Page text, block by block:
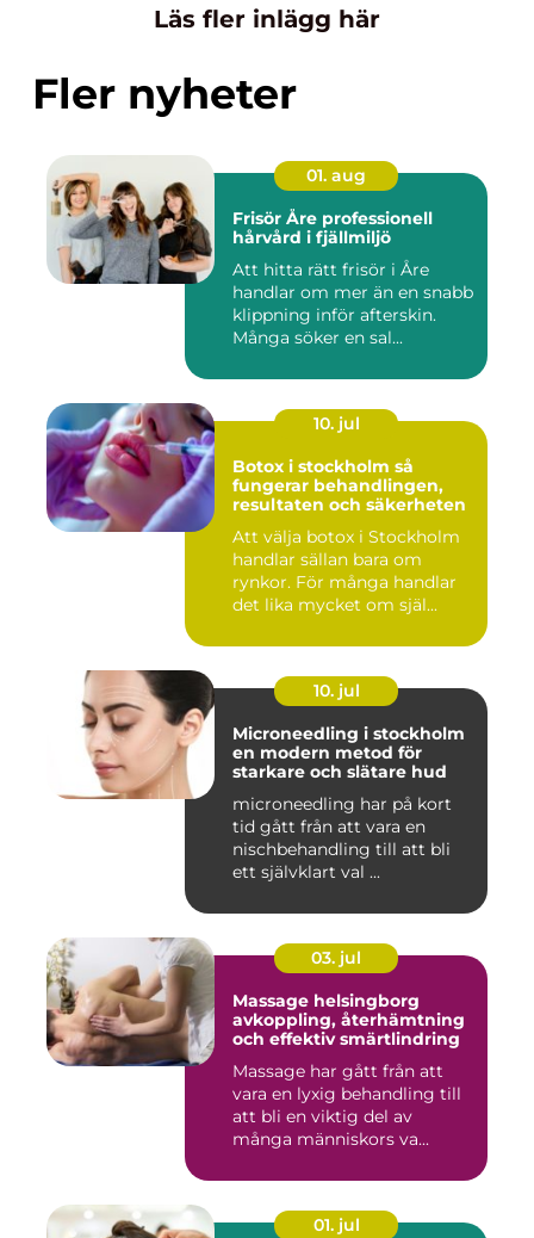
Läs fler inlägg här
Fler nyheter
01. aug
Frisör Åre professionell
hårvård i fjällmiljö
Att hitta rätt frisör i Åre
handlar om mer än en snabb
klippning inför afterskin.
Många söker en sal...
10. jul
Botox i stockholm så
fungerar behandlingen,
resultaten och säkerheten
Att välja botox i Stockholm
handlar sällan bara om
rynkor. För många handlar
det lika mycket om själ...
10. jul
Microneedling i stockholm
en modern metod för
starkare och slätare hud
microneedling har på kort
tid gått från att vara en
nischbehandling till att bli
ett självklart val ...
03. jul
Massage helsingborg
avkoppling, återhämtning
och effektiv smärtlindring
Massage har gått från att
vara en lyxig behandling till
att bli en viktig del av
många människors va...
01. jul